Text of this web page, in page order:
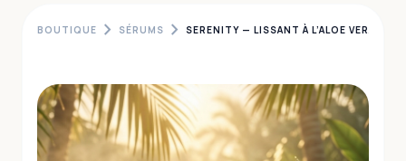
BOUTIQUE chevron_right SÉRUMS chevron_right SERENITY — LISSANT À L’ALOE VERA